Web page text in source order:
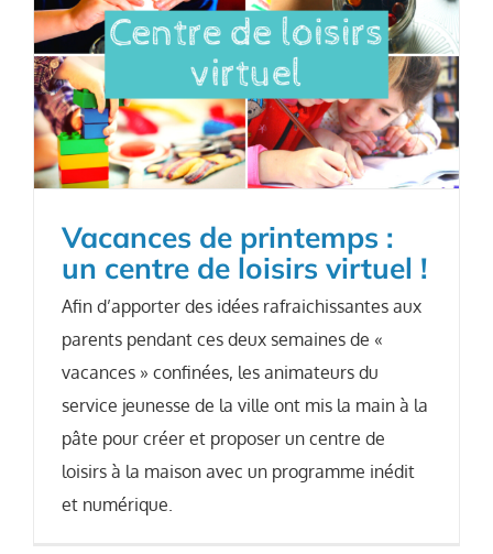
Vacances de printemps :
un centre de loisirs virtuel !
Afin d’apporter des idées rafraichissantes aux
parents pendant ces deux semaines de «
vacances » confinées, les animateurs du
service jeunesse de la ville ont mis la main à la
pâte pour créer et proposer un centre de
loisirs à la maison avec un programme inédit
et numérique.